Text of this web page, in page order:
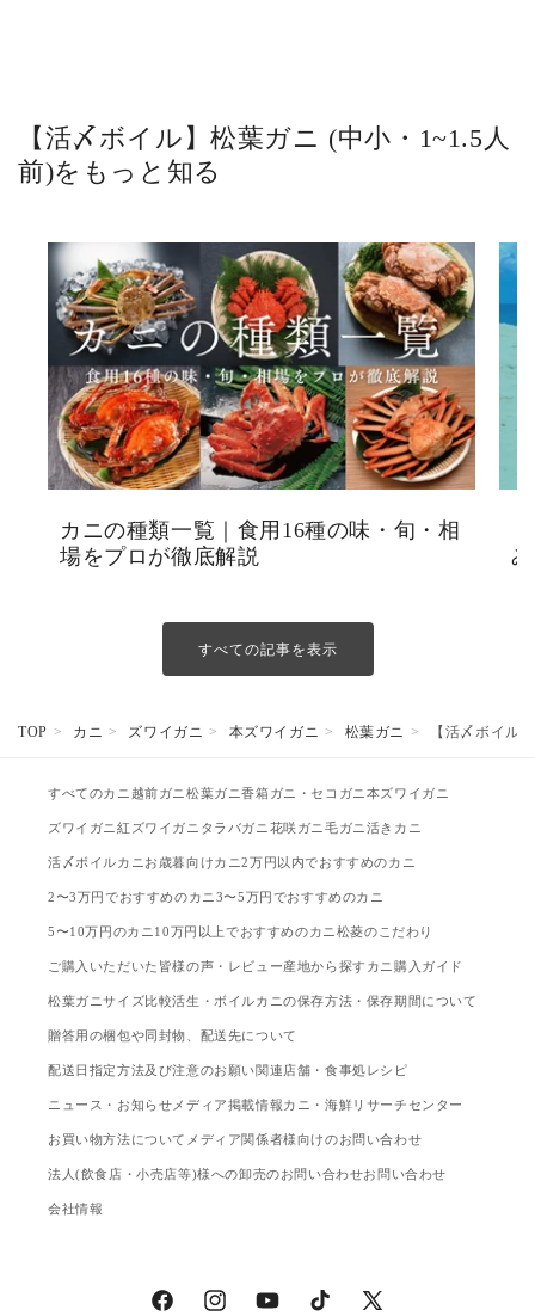
【活〆ボイル】松葉ガニ (中小・1~1.5人
前)をもっと知る
カニの種類一覧｜食用16種の味・旬・相
場をプロが徹底解説
すべての記事を表示
TOP カニ ズワイガニ 本ズワイガニ 松葉ガニ 【活〆ボイル
すべてのカニ 越前ガニ松葉ガニ香箱ガニ・セコガニ 本ズワイガニ
ズワイガニ 紅ズワイガニ タラバガニ 花咲ガニ毛ガニ 活きカニ
活〆ボイルカニ お歳暮向けカニ2万円以内でおすすめのカニ
2〜3万円でおすすめのカニ 3〜5万円でおすすめのカニ
5〜10万円のカニ 10万円以上でおすすめのカニ 松菱のこだわり
ご購入いただいた皆様の声・レビュー産地から探すカニ購入ガイド
松葉ガニサイズ比較活生・ボイルカニの保存方法・保存期間について
贈答用の梱包や同封物、配送先について
配送日指定方法及び注意のお願い関連店舗・食事処レシピ
ニュース・お知らせ メディア掲載情報カニ・海鮮リサーチセンター
お買い物方法について メディア関係者様向けのお問い合わせ
法人(飲食店・小売店等)様への卸売のお問い合わせお問い合わせ
会社情報